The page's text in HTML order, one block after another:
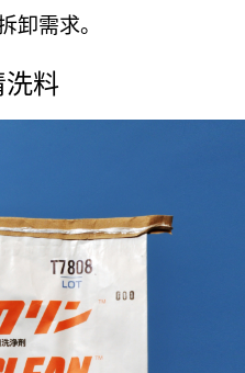
卸需求。
料